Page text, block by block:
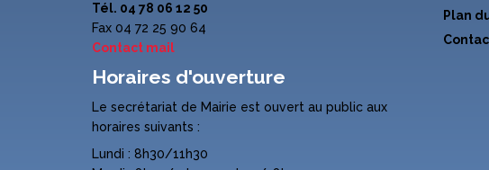
Tél. 04 78 06 12 50
Fax 04 72 25 90 64
Contact mail
Horaires d'ouverture
Le secrétariat de Mairie est ouvert au public aux
horaires suivants :
Lundi : 8h30/11h30
Plan